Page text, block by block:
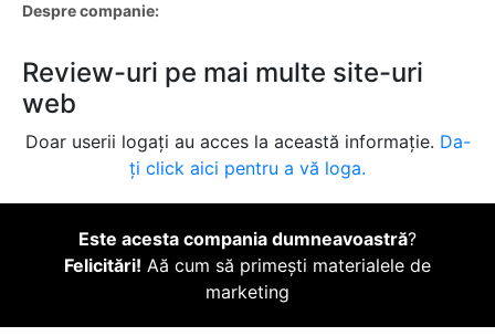
Despre companie:
Review-uri pe mai multe site-uri
web
Doar userii logați au acces la această informație. Da-
ți click aici pentru a vă loga.
Este acesta compania dumneavoastră?
Felicitări! Aă cum să primești materialele de
marketing